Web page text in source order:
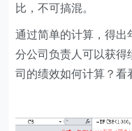
比，不可搞混。
通过简单的计算，得出
分公司负责人可以获得
司的绩效如何计算？看